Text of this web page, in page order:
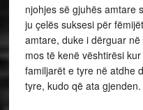
njohjes së gjuhës amtare
ju çelës suksesi për
amtare, duke i dërguar
mos të kenë vështirësi
familjarët e tyre në atdhe
tyre, kudo që ata gjenden.